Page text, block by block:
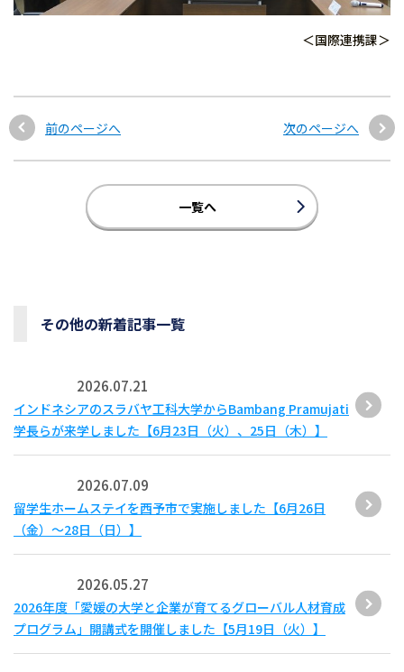
＜国際連携課＞
前のページへ 次のページへ
一覧へ
その他の新着記事一覧
2026.07.21
インドネシアのスラバヤ工科大学からBambang Pramujati
学長らが来学しました【6月23日（火）、25日（木）】
2026.07.09
留学生ホームステイを西予市で実施しました【6月26日
（金）～28日（日）】
2026.05.27
2026年度「愛媛の大学と企業が育てるグローバル人材育成
プログラム」開講式を開催しました【5月19日（火）】